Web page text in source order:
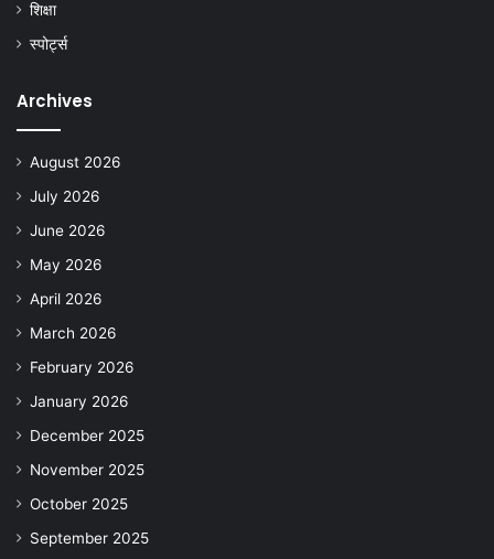
शिक्षा
स्पोर्ट्स
Archives
August 2026
July 2026
June 2026
May 2026
April 2026
March 2026
February 2026
January 2026
December 2025
November 2025
October 2025
September 2025